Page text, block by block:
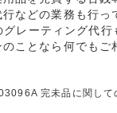
などの業務も行っ
レーティング代行
ことなら何でもご
完未品に関して